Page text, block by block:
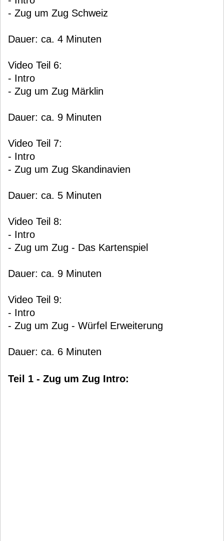
- Zug um Zug Schweiz
Dauer: ca. 4 Minuten
Video Teil 6:
- Intro
- Zug um Zug Märklin
Dauer: ca. 9 Minuten
Video Teil 7:
- Intro
- Zug um Zug Skandinavien
Dauer: ca. 5 Minuten
Video Teil 8:
- Intro
- Zug um Zug - Das Kartenspiel
Dauer: ca. 9 Minuten
Video Teil 9:
- Intro
- Zug um Zug - Würfel Erweiterung
Dauer: ca. 6 Minuten
Teil 1 - Zug um Zug Intro: